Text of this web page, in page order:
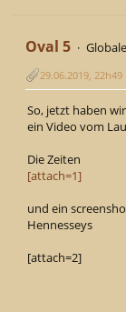
Oval 5
29.06.2019, 22h49
So, jetzt haben
ein Video vom
Die Zeiten
[attach=1]
und ein
Hennesseys
[attach=2]